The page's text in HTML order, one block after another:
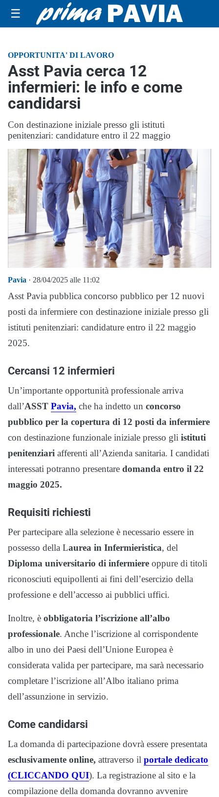
☰
OPPORTUNITA' DI LAVORO
Asst Pavia cerca 12
infermieri: le info e come
candidarsi
Con destinazione iniziale presso gli istituti
penitenziari: candidature entro il 22 maggio
Pavia · 28/04/2025 alle 11:02
Asst Pavia pubblica concorso pubblico per 12 nuovi
posti da infermiere con destinazione iniziale presso gli
istituti penitenziari: candidature entro il 22 maggio
2025.
Cercansi 12 infermieri
Un’importante opportunità professionale arriva
dall’ASST Pavia, che ha indetto un concorso
pubblico per la copertura di 12 posti da infermiere
con destinazione funzionale iniziale presso gli istituti
penitenziari afferenti all’Azienda sanitaria. I candidati
interessati potranno presentare domanda entro il 22
maggio 2025.
Requisiti richiesti
Per partecipare alla selezione è necessario essere in
possesso della Laurea in Infermieristica, del
Diploma universitario di infermiere oppure di titoli
riconosciuti equipollenti ai fini dell’esercizio della
professione e dell’accesso ai pubblici uffici.
Inoltre, è obbligatoria l’iscrizione all’albo
professionale. Anche l’iscrizione al corrispondente
albo in uno dei Paesi dell’Unione Europea è
considerata valida per partecipare, ma sarà necessario
completare l’iscrizione all’Albo italiano prima
dell’assunzione in servizio.
Come candidarsi
La domanda di partecipazione dovrà essere presentata
esclusivamente online, attraverso il portale dedicato
(CLICCANDO QUI). La registrazione al sito e la
compilazione della domanda dovranno avvenire